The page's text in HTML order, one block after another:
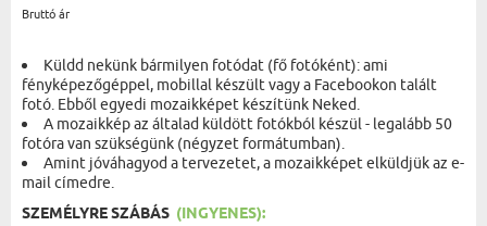
Bruttó ár
Küldd nekünk bármilyen fotódat (fő fotóként): ami
fényképezőgéppel, mobillal készült vagy a Facebookon talált
fotó. Ebből egyedi mozaikképet készítünk Neked.
A mozaikkép az általad küldött fotókból készül - legalább 50
fotóra van szükségünk (négyzet formátumban).
Amint jóváhagyod a tervezetet, a mozaikképet elküldjük az e-
mail címedre.
SZEMÉLYRE SZÁBÁS (INGYENES):